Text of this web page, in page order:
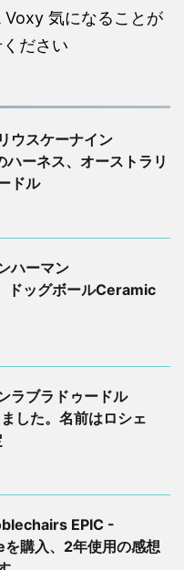
Voxy 気になることが
ださい
ウスケーナイン
ハーネス、オーストラリ
ドル
ハーマン
ドッグボールCeramic
ラブラドゥードル
した。名前はロシェ
EPIC -
購入、2年使用の感想